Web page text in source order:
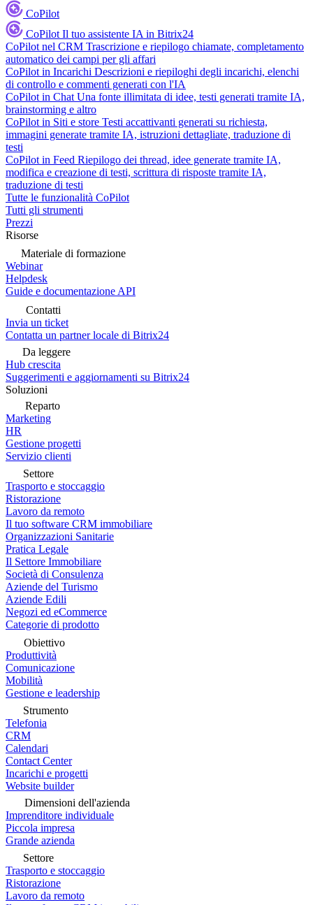
CoPilot
CoPilot Il tuo assistente IA in Bitrix24
CoPilot nel CRM Trascrizione e riepilogo chiamate, completamento
automatico dei campi per gli affari
CoPilot in Incarichi Descrizioni e riepiloghi degli incarichi, elenchi
di controllo e commenti generati con l'IA
CoPilot in Chat Una fonte illimitata di idee, testi generati tramite IA,
brainstorming e altro
CoPilot in Siti e store Testi accattivanti generati su richiesta,
immagini generate tramite IA, istruzioni dettagliate, traduzione di
testi
CoPilot in Feed Riepilogo dei thread, idee generate tramite IA,
modifica e creazione di testi, scrittura di risposte tramite IA,
traduzione di testi
Tutte le funzionalità CoPilot
Tutti gli strumenti
Prezzi
Risorse
Materiale di formazione
Webinar
Helpdesk
Guide e documentazione API
Contatti
Invia un ticket
Contatta un partner locale di Bitrix24
Da leggere
Hub crescita
Suggerimenti e aggiornamenti su Bitrix24
Soluzioni
Reparto
Marketing
HR
Gestione progetti
Servizio clienti
Settore
Trasporto e stoccaggio
Ristorazione
Lavoro da remoto
Il tuo software CRM immobiliare
Organizzazioni Sanitarie
Pratica Legale
Il Settore Immobiliare
Società di Consulenza
Aziende del Turismo
Aziende Edili
Negozi ed eCommerce
Categorie di prodotto
Obiettivo
Produttività
Comunicazione
Mobilità
Gestione e leadership
Strumento
Telefonia
CRM
Calendari
Contact Center
Incarichi e progetti
Website builder
Dimensioni dell'azienda
Imprenditore individuale
Piccola impresa
Grande azienda
Settore
Trasporto e stoccaggio
Ristorazione
Lavoro da remoto